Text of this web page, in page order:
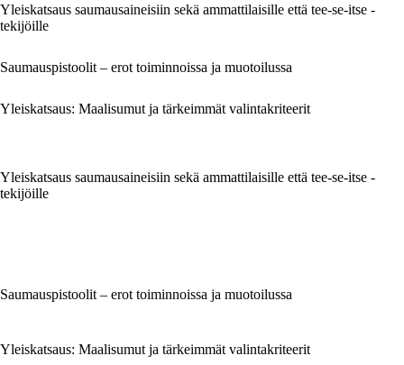
Yleiskatsaus saumausaineisiin sekä ammattilaisille että tee-se-itse -
tekijöille
Saumauspistoolit – erot toiminnoissa ja muotoilussa
Yleiskatsaus: Maalisumut ja tärkeimmät valintakriteerit
Yleiskatsaus saumausaineisiin sekä ammattilaisille että tee-se-itse -
tekijöille
Saumauspistoolit – erot toiminnoissa ja muotoilussa
Yleiskatsaus: Maalisumut ja tärkeimmät valintakriteerit